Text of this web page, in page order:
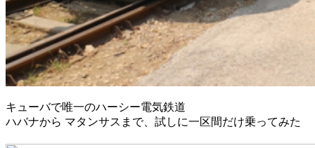
キューバで唯一のハーシー電気鉄道
ハバナから マタンサスまで、試しに一区間だけ乗ってみた